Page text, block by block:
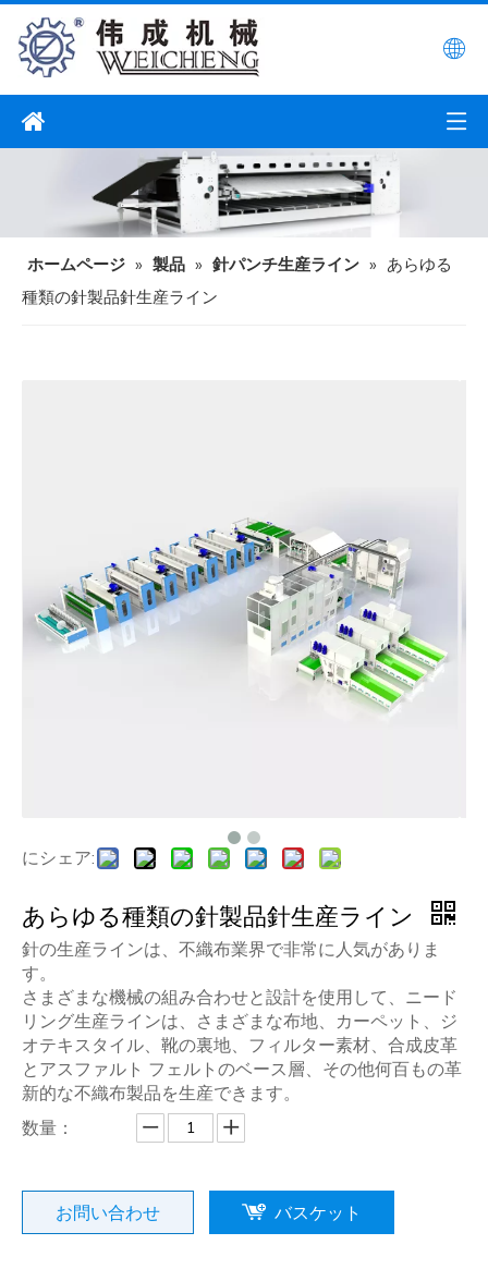
ホームページ » 製品 » 針パンチ生産ライン » あらゆる
種類の針製品針生産ライン
にシェア:
あらゆる種類の針製品針生産ライン
針の生産ラインは、不織布業界で非常に人気がありま
す。
さまざまな機械の組み合わせと設計を使用して、ニード
リング生産ラインは、さまざまな布地、カーペット、ジ
オテキスタイル、靴の裏地、フィルター素材、合成皮革
とアスファルト フェルトのベース層、その他何百もの革
新的な不織布製品を生産できます。
数量：
お問い合わせ バスケット